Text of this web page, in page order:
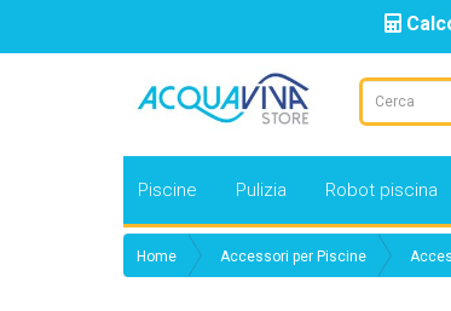
Piscine Pulizia Robot piscina
Home Accessori per Piscine